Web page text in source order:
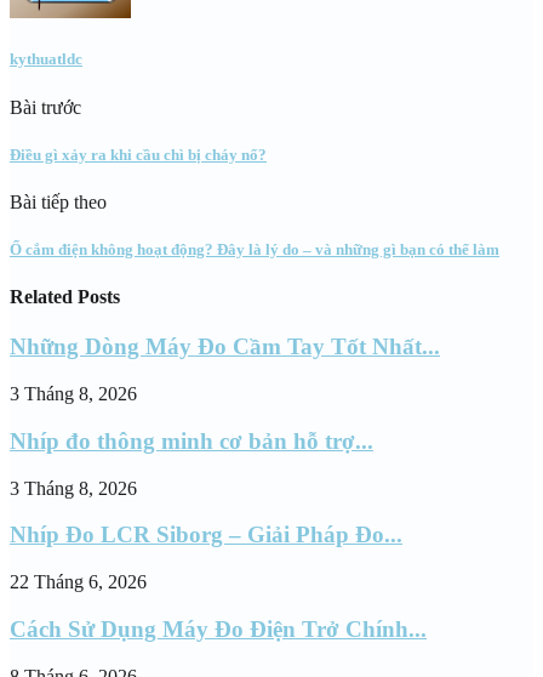
kythuatldc
Bài trước
Điều gì xảy ra khi cầu chì bị cháy nổ?
Bài tiếp theo
Ổ cắm điện không hoạt động? Đây là lý do – và những gì bạn có thể làm
Related Posts
Những Dòng Máy Đo Cầm Tay Tốt Nhất...
3 Tháng 8, 2026
Nhíp đo thông minh cơ bản hỗ trợ...
3 Tháng 8, 2026
Nhíp Đo LCR Siborg – Giải Pháp Đo...
22 Tháng 6, 2026
Cách Sử Dụng Máy Đo Điện Trở Chính...